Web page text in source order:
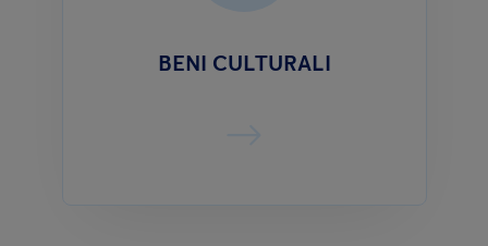
BENI CULTURALI